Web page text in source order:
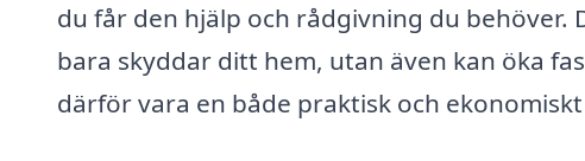
du får den hjälp och rådgivning du
bara skyddar ditt hem, utan även kan öka
därför vara en både praktisk och